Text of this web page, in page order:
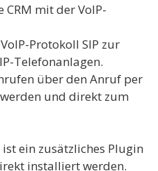
CRM mit der VoIP-
Protokoll SIP zur
Telefonanlagen.
über den Anruf per
und direkt zum
ein zusätzliches Plugin
installiert werden.